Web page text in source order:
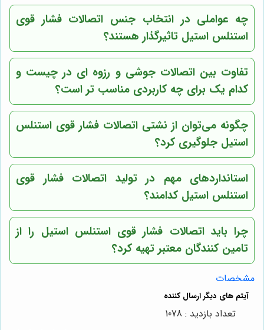
چه عواملی در انتخاب جنس اتصالات فشار قوی
استنلس استیل تاثیرگذار هستند؟
تفاوت بین اتصالات جوشی و رزوه ای در چیست و
کدام یک برای چه کاربردی مناسب تر است؟
چگونه می‌توان از نشتی اتصالات فشار قوی استنلس
استیل جلوگیری کرد؟
استانداردهای مهم در تولید اتصالات فشار قوی
استنلس استیل کدامند؟
چرا باید اتصالات فشار قوی استنلس استیل را از
تامین کنندگان معتبر تهیه کرد؟
مشخصات
تعداد بازدید : 1078